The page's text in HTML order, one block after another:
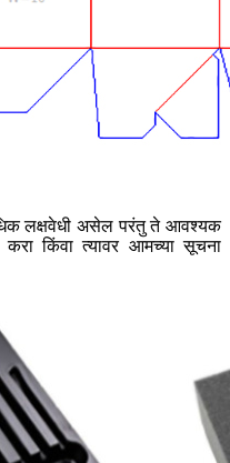
लक्षवेधी असेल परंतु ते आवश्यक
किंवा त्यावर आमच्या सूचना